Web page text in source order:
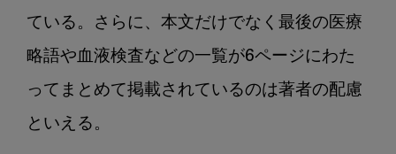
ている。さらに、本文だけでなく最後の医療
略語や血液検査などの一覧が6ページにわた
ってまとめて掲載されているのは著者の配慮
といえる。